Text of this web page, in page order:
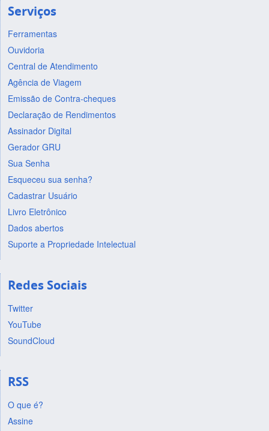
Serviços
Ferramentas
Ouvidoria
Central de Atendimento
Agência de Viagem
Emissão de Contra-cheques
Declaração de Rendimentos
Assinador Digital
Gerador GRU
Sua Senha
Esqueceu sua senha?
Cadastrar Usuário
Livro Eletrônico
Dados abertos
Suporte a Propriedade Intelectual
Redes Sociais
Twitter
YouTube
SoundCloud
RSS
O que é?
Assine